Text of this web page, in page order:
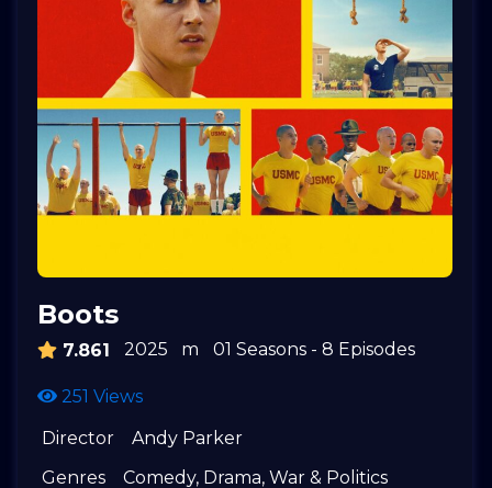
Boots
7.861 2025 m 01 Seasons - 8 Episodes
251 Views
Director
Andy Parker
Genres
Comedy, Drama, War & Politics